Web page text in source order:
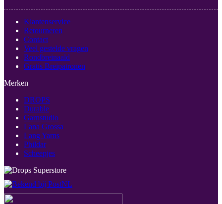
Klantenservice
Retourneren
Contact
Veel gestelde vragen
Rondbreinaald
Gratis Breipatronen
Merken
DROPS
Durable
Garnstudio
Lana Grossa
Lang Yarns
Phildar
Scheepjes